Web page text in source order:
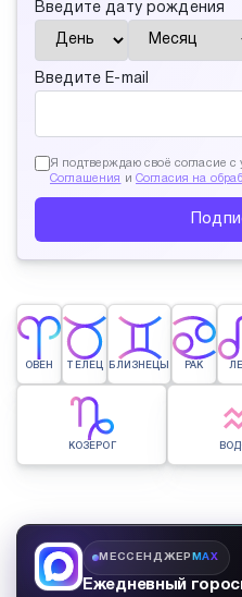
Введите дату рождения
Введите E-mail
Я подтверждаю своё согласие с
Соглашения и Согласия на
ОВЕН ТЕЛЕЦ БЛИЗНЕЦЫ РАК
КОЗЕРОГ
МЕССЕНДЖЕР MAX
Ежедневный